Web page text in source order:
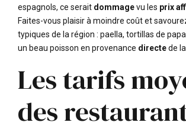
espagnols, ce serait dommagevu les prix
Faites-vous plaisir à moindre coût et
typiques de la région : paella, tortillas de
un beau poisson en provenance directede
Les tarifs
des